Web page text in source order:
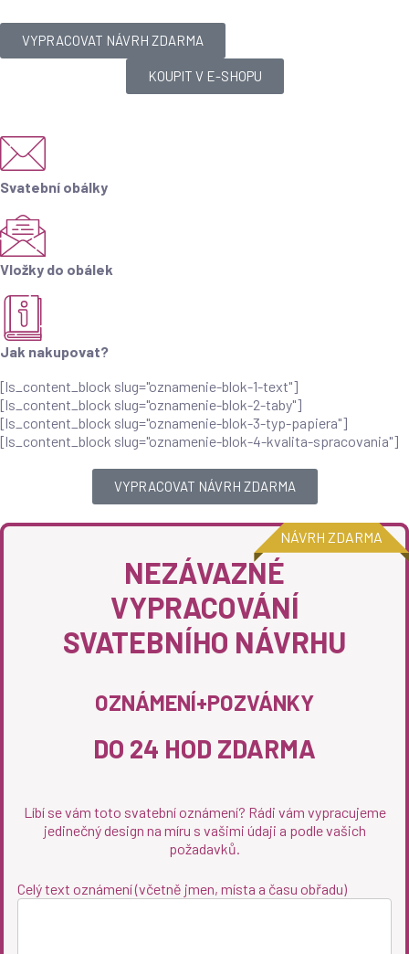
VYPRACOVAT NÁVRH ZDARMA
KOUPIT V E-SHOPU
Svatební obálky
Vložky do obálek
Jak nakupovat?
[ls_content_block slug="oznamenie-blok-1-text"]
[ls_content_block slug="oznamenie-blok-2-taby"]
[ls_content_block slug="oznamenie-blok-3-typ-papiera"]
[ls_content_block slug="oznamenie-blok-4-kvalita-spracovania"]
VYPRACOVAT NÁVRH ZDARMA
NEZÁVAZNÉ
VYPRACOVÁNÍ
SVATEBNÍHO NÁVRHU
OZNÁMENÍ+POZVÁNKY
DO 24 HOD ZDARMA
Líbí se vám toto svatební oznámení? Rádi vám vypracujeme
jedinečný design na míru s vašimi údaji a podle vašich
požadavků.
NÁVRH ZDARMA
Celý text oznámení (včetně jmen, místa a času obřadu)